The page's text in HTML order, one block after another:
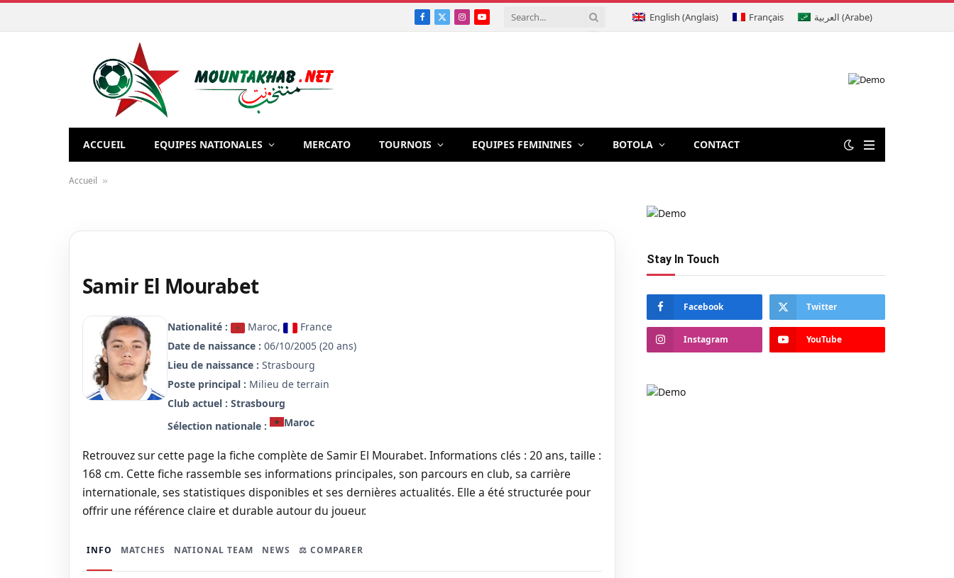
Facebook
X
Instagram
YouTube English (Anglais) Français العربية (Arabe)
ACCUEIL EQUIPES NATIONALES MERCATO TOURNOIS EQUIPES FEMININES BOTOLA CONTACT
Accueil »
Samir El Mourabet
Nationalité : Maroc,
France
Date de naissance : 06/10/2005 (20 ans)
Lieu de naissance : Strasbourg
Poste principal : Milieu de terrain
Club actuel : Strasbourg
Sélection nationale :
Maroc
Retrouvez sur cette page la fiche complète de Samir El Mourabet. Informations clés : 20 ans, taille :
168 cm. Cette fiche rassemble ses informations principales, son parcours en club, sa carrière
internationale, ses statistiques disponibles et ses dernières actualités. Elle a été structurée pour
offrir une référence claire et durable autour du joueur.
INFO MATCHES NATIONAL TEAM NEWS ⚖️ COMPARER
Stay In Touch
Facebook Twitter
Instagram YouTube